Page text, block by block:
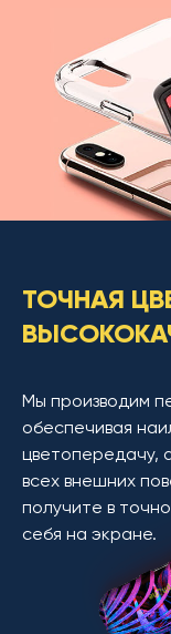
ТОЧНАЯ
Мы производим
обеспечивая
цветопередачу,
всех внешних
получите в
себя на экране.